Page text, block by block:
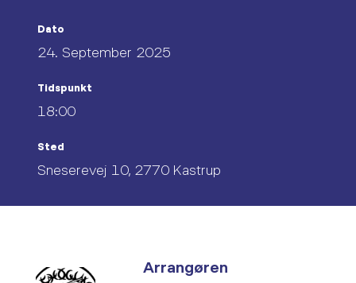
Dato
24. September 2025
Tidspunkt
18:00
Sted
Sneserevej 10, 2770 Kastrup
Arrangøren